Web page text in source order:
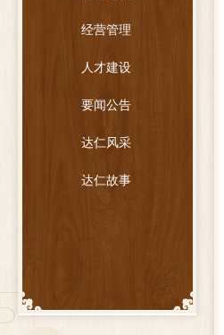
经营管理
人才建设
要闻公告
达仁风采
达仁故事